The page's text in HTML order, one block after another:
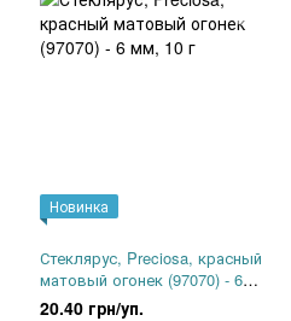
Новинка
Стеклярус, Preciosa, красный
матовый огонек (97070) - 6
мм, 10 г
20.40 грн/уп.